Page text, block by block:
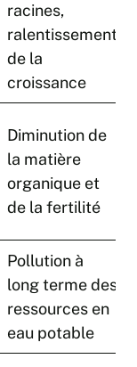
racines,
ralentissement
de la
croissance
Diminution de
la matière
organique et
de la fertilité
Pollution à
long terme des
ressources en
eau potable